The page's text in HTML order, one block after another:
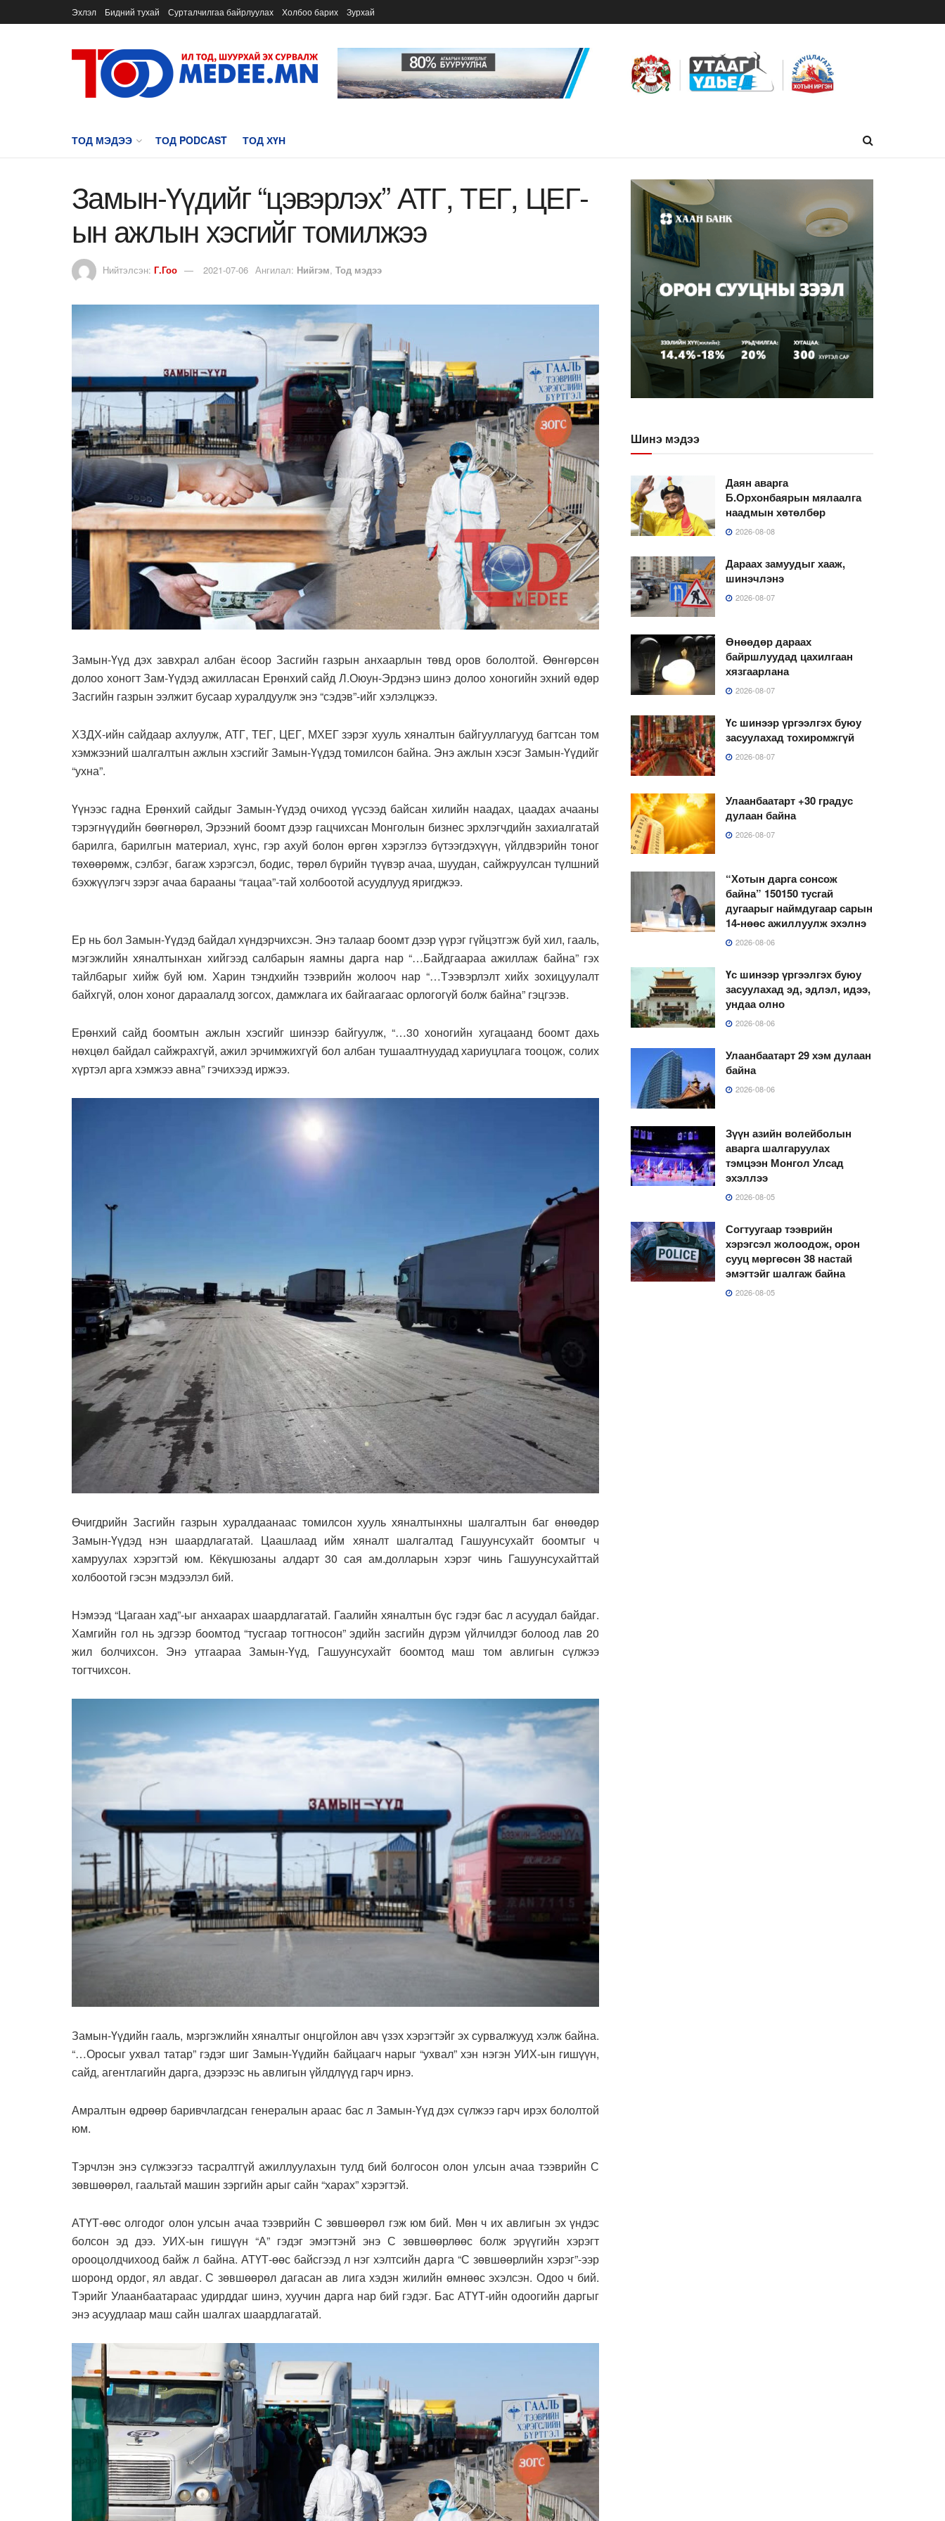
Эхлэл Бидний тухай Сурталчилгаа байрлуулах Холбоо барих Зурхай
ТОД МЭДЭЭ ТОД PODCAST ТОД ХҮН
Замын-Үүдийг “цэвэрлэх” АТГ, ТЕГ, ЦЕГ-
ын ажлын хэсгийг томилжээ
Нийтэлсэн: Г.Гоо 2021-07-06 Ангилал: Нийгэм, Тод мэдээ
Замын-Үүд дэх завхрал албан ёсоор Засгийн газрын анхаарлын төвд оров бололтой. Өөнгөрсөн
долоо хоногт Зам-Үүдэд ажилласан Ерөнхий сайд Л.Оюун-Эрдэнэ шинэ долоо хоногийн эхний өдөр
Засгийн газрын ээлжит бусаар хуралдуулж энэ “сэдэв”-ийг хэлэлцжээ.
ХЗДХ-ийн сайдаар ахлуулж, АТГ, ТЕГ, ЦЕГ, МХЕГ зэрэг хууль хяналтын байгууллагууд багтсан том
хэмжээний шалгалтын ажлын хэсгийг Замын-Үүдэд томилсон байна. Энэ ажлын хэсэг Замын-Үүдийг
“ухна”.
Үүнээс гадна Ерөнхий сайдыг Замын-Үүдэд очиход үүсээд байсан хилийн наадах, цаадах ачааны
тэрэгнүүдийн бөөгнөрөл, Эрээний боомт дээр гацчихсан Монголын бизнес эрхлэгчдийн захиалгатай
барилга, барилгын материал, хүнс, гэр ахуй болон өргөн хэрэглээ бүтээгдэхүүн, үйлдвэрийн тоног
төхөөрөмж, сэлбэг, багаж хэрэгсэл, бодис, төрөл бүрийн түүвэр ачаа, шуудан, сайжруулсан түлшний
бэхжүүлэгч зэрэг ачаа барааны “гацаа”-тай холбоотой асуудлууд яригджээ.
Ер нь бол Замын-Үүдэд байдал хүндэрчихсэн. Энэ талаар боомт дээр үүрэг гүйцэтгэж буй хил, гааль,
мэгэжлийн хяналтынхан хийгээд салбарын яамны дарга нар “…Байдгаараа ажиллаж байна” гэх
тайлбарыг хийж буй юм. Харин тэндхийн тээврийн жолооч нар “…Тээвэрлэлт хийх зохицуулалт
байхгүй, олон хоног дараалалд зогсох, дамжлага их байгаагаас орлогогүй болж байна” гэцгээв.
Ерөнхий сайд боомтын ажлын хэсгийг шинээр байгуулж, “…30 хоногийн хугацаанд боомт дахь
нөхцөл байдал сайжрахгүй, ажил эрчимжихгүй бол албан тушаалтнуудад хариуцлага тооцож, солих
хүртэл арга хэмжээ авна” гэчихээд иржээ.
Өчигдрийн Засгийн газрын хуралдаанаас томилсон хууль хяналтынхны шалгалтын баг өнөөдөр
Замын-Үүдэд нэн шаардлагатай. Цаашлаад ийм хяналт шалгалтад Гашуунсухайт боомтыг ч
хамруулах хэрэгтэй юм. Кёкүшюзаны алдарт 30 сая ам.долларын хэрэг чинь Гашуунсухайттай
холбоотой гэсэн мэдээлэл бий.
Нэмээд “Цагаан хад”-ыг анхаарах шаардлагатай. Гаалийн хяналтын бүс гэдэг бас л асуудал байдаг.
Хамгийн гол нь эдгээр боомтод “тусгаар тогтносон” эдийн засгийн дүрэм үйлчилдэг болоод лав 20
жил болчихсон. Энэ утгаараа Замын-Үүд, Гашуунсухайт боомтод маш том авлигын сүлжээ
тогтчихсон.
Замын-Үүдийн гааль, мэргэжлийн хяналтыг онцгойлон авч үзэх хэрэгтэйг эх сурвалжууд хэлж байна.
“…Оросыг ухвал татар” гэдэг шиг Замын-Үүдийн байцаагч нарыг “ухвал” хэн нэгэн УИХ-ын гишүүн,
сайд, агентлагийн дарга, дээрээс нь авлигын үйлдлүүд гарч ирнэ.
Амралтын өдрөөр баривчлагдсан генералын араас бас л Замын-Үүд дэх сүлжээ гарч ирэх бололтой
юм.
Тэрчлэн энэ сүлжээгээ тасралтгүй ажиллуулахын тулд бий болгосон олон улсын ачаа тээврийн С
зөвшөөрөл, гаальтай машин зэргийн арыг сайн “харах” хэрэгтэй.
АТҮТ-өөс олгодог олон улсын ачаа тээврийн С зөвшөөрөл гэж юм бий. Мөн ч их авлигын эх үндэс
болсон эд дээ. УИХ-ын гишүүн “А” гэдэг эмэгтэнй энэ С зөвшөөрлөөс болж эрүүгийн хэрэгт
орооцолдчихоод байж л байна. АТҮТ-өөс байсгээд л нэг хэлтсийн дарга “С зөвшөөрлийн хэрэг”-ээр
шоронд ордог, ял авдаг. С зөвшөөрөл дагасан ав лига хэдэн жилийн өмнөөс эхэлсэн. Одоо ч бий.
Тэрийг Улаанбаатараас удирддаг шинэ, хуучин дарга нар бий гэдэг. Бас АТҮТ-ийн одоогийн даргыг
энэ асуудлаар маш сайн шалгах шаардлагатай.
Шинэ мэдээ
Даян аварга
Б.Орхонбаярын мялаалга
наадмын хөтөлбөр
2026-08-08
Дараах замуудыг хааж,
шинэчлэнэ
2026-08-07
Өнөөдөр дараах
байршлуудад цахилгаан
хязгаарлана
2026-08-07
Үс шинээр үргээлгэх буюу
засуулахад тохиромжгүй
2026-08-07
Улаанбаатарт +30 градус
дулаан байна
2026-08-07
“Хотын дарга сонсож
байна” 150150 тусгай
дугаарыг наймдугаар сарын
14-нөөс ажиллуулж эхэлнэ
2026-08-06
Үс шинээр үргээлгэх буюу
засуулахад эд, эдлэл, идээ,
ундаа олно
2026-08-06
Улаанбаатарт 29 хэм дулаан
байна
2026-08-06
Зүүн азийн волейболын
аварга шалгаруулах
тэмцээн Монгол Улсад
эхэллээ
2026-08-05
Согтуугаар тээврийн
хэрэгсэл жолоодож, орон
сууц мөргөсөн 38 настай
эмэгтэйг шалгаж байна
2026-08-05